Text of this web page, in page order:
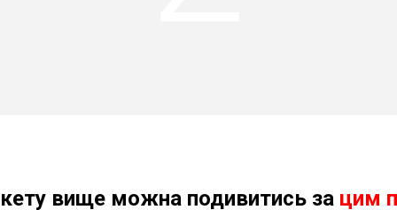
вище можна подивитись за цим